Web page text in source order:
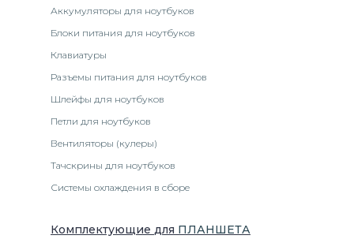
Аккумуляторы для ноутбуков
Блоки питания для ноутбуков
Клавиатуры
Разъемы питания для ноутбуков
Шлейфы для ноутбуков
Петли для ноутбуков
Вентиляторы (кулеры)
Тачскрины для ноутбуков
Системы охлаждения в сборе
Комплектующие для ПЛАНШЕТА